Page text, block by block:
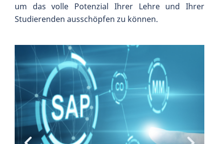
um das volle Potenzial Ihrer Lehre und Ihrer
Studierenden ausschöpfen zu können.